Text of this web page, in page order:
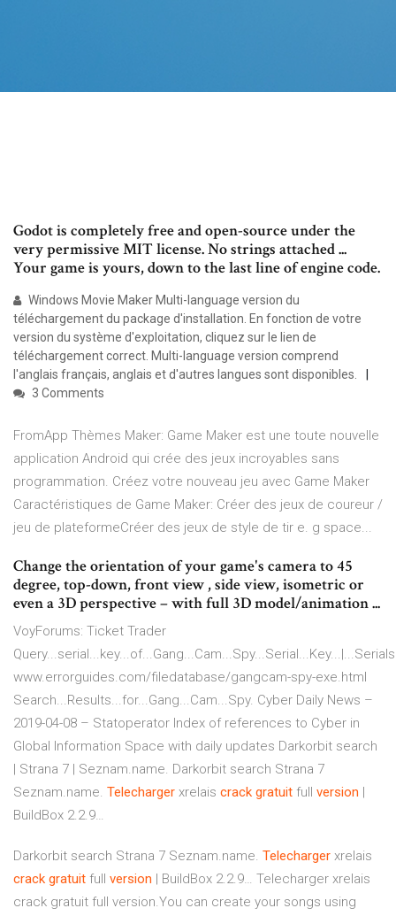
Godot is completely free and open-source under the
very permissive MIT license. No strings attached ...
Your game is yours, down to the last line of engine code.
Windows Movie Maker Multi-language version du
téléchargement du package d'installation. En fonction de votre
version du système d'exploitation, cliquez sur le lien de
téléchargement correct. Multi-language version comprend
l'anglais français, anglais et d'autres langues sont disponibles.
3 Comments
FromApp Thèmes Maker: Game Maker est une toute nouvelle
application Android qui crée des jeux incroyables sans
programmation. Créez votre nouveau jeu avec Game Maker
Caractéristiques de Game Maker: Créer des jeux de coureur /
jeu de plateformeCréer des jeux de style de tir e. g space...
Change the orientation of your game's camera to 45
degree, top-down, front view , side view, isometric or
even a 3D perspective – with full 3D model/animation ...
VoyForums: Ticket Trader
www.errorguides.com/filedatabase/gangcam-spy-exe.html
Search...Results...for...Gang...Cam...Spy. Cyber Daily News –
2019-04-08 – Statoperator Index of references to Cyber in
Global Information Space with daily updates Darkorbit search
| Strana 7 | Seznam.name. Darkorbit search Strana 7
Seznam.name. Telecharger xrelais crack gratuit full version
BuildBox 2.2.9…
Darkorbit search Strana 7 Seznam.name. Telecharger xrelais
crack gratuit full version | BuildBox 2.2.9… Telecharger xrelais
crack gratuit full version.You can create your songs using